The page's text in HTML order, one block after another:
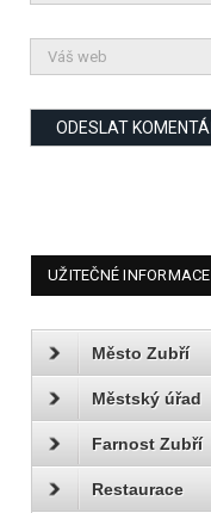
UŽITEČNÉ INFORMACE
Město Zubří
Městský úřad
Farnost Zubří
Restaurace